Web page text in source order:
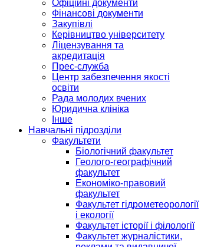
Офіційні документи
Фінансові документи
Закупівлі
Керівництво університету
Ліцензування та
акредитація
Прес-служба
Центр забезпечення якості
освіти
Рада молодих вчених
Юридична клініка
Інше
Навчальні підрозділи
Факультети
Біологічний факультет
Геолого-географічний
факультет
Економіко-правовий
факультет
Факультет гідрометеорології
і екології
Факультет історії і філології
Факультет журналістики,